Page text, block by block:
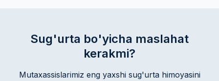
Sug'urta bo'yicha maslahat
kerakmi?
Mutaxassislarimiz eng yaxshi sug'urta himoyasini